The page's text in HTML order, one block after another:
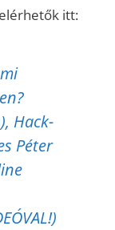
itt:
Hack-
Péter